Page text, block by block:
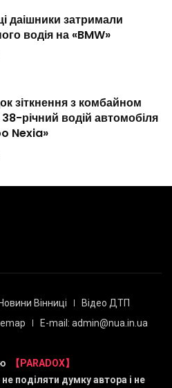
даішники затримали
водія на «BMW»
зіткнення з комбайном
річний водій автомобіля
Nexia»
Новини Вінниці
Відео ДТП
E-mail: admin@nua.in.ua
【PARADOX】
поділяти думку автора і не